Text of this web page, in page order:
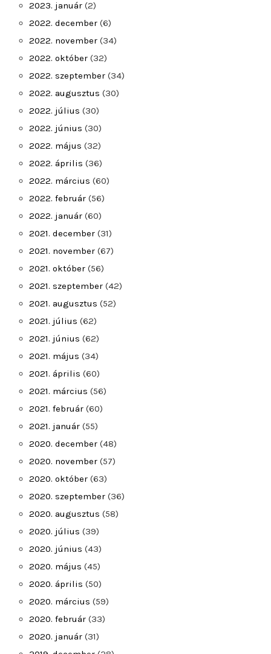
2023. január (2)
2022. december (6)
2022. november (34)
2022. október (32)
2022. szeptember (34)
2022. augusztus (30)
2022. július (30)
2022. június (30)
2022. május (32)
2022. április (36)
2022. március (60)
2022. február (56)
2022. január (60)
2021. december (31)
2021. november (67)
2021. október (56)
2021. szeptember (42)
2021. augusztus (52)
2021. július (62)
2021. június (62)
2021. május (34)
2021. április (60)
2021. március (56)
2021. február (60)
2021. január (55)
2020. december (48)
2020. november (57)
2020. október (63)
2020. szeptember (36)
2020. augusztus (58)
2020. július (39)
2020. június (43)
2020. május (45)
2020. április (50)
2020. március (59)
2020. február (33)
2020. január (31)